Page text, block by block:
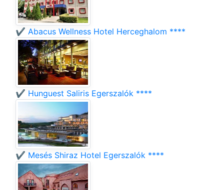
✔️ Abacus Wellness Hotel Herceghalom ****
✔️ Hunguest Saliris Egerszalók ****
✔️ Mesés Shiraz Hotel Egerszalók ****